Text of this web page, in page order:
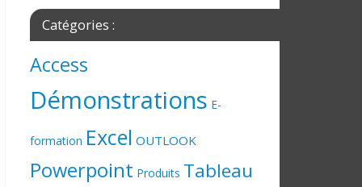
Catégories :
Access
Démonstrations E-
formation Excel OUTLOOK
Powerpoint Produits Tableau